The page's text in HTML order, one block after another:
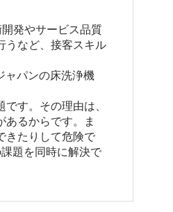
発やサービス品質
うなど、接客スキル
ャパンの床洗浄機
す。その理由は、
るからです。ま
きたりして危険で
題を同時に解決で